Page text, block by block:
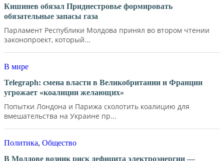
Кишинев обязал Приднестровье формировать
обязательные запасы газа
Парламент Республики Молдова принял во втором чтении
законопроект, который...
В мире
Telegraph: смена власти в Великобритании и Франции
угрожает «коалиции желающих»
Попытки Лондона и Парижа сколотить коалицию для
вмешательства на Украине пр...
Политика, Общество
В Молдове возник риск дефицита электроэнергии —